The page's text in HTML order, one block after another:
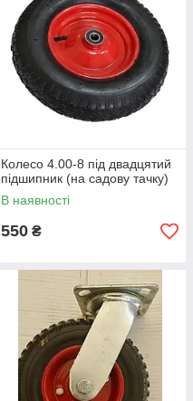
Колесо 4.00-8 під двадцятий
підшипник (на садову тачку)
В наявності
550 ₴